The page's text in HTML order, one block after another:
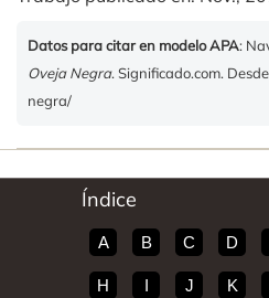
Datos para citar en modelo APA:
Oveja Negra. Significado.com.
negra/
Índice
A B C D
H J K